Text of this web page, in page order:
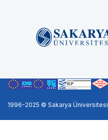
1996-2025 © Sakarya Üniversitesi